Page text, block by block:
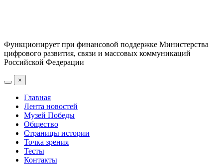
Функционирует при финансовой поддержке Министерства
цифрового развития, связи и массовых коммуникаций
Российской Федерации
×
Главная
Лента новостей
Музей Победы
Общество
Страницы истории
Точка зрения
Тесты
Контакты